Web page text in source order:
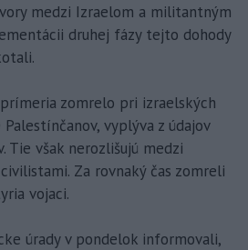
medzi Izraelom a militantným
druhej fázy tejto dohody
zomrelo pri izraelských
vyplýva z údajov
Tie však nerozlišujú medzi
Za rovnaký čas zomreli
vojaci.
úrady v pondelok informovali,